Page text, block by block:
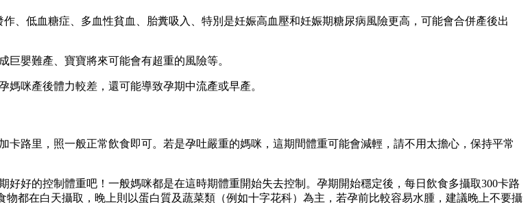
作、低血糖症、多血性貧血、胎糞吸入、特別是妊娠高血壓和妊娠期糖尿病風險更高，可能會合併產後出
巨嬰難產、寶寶將來可能會有超重的風險等。
咪產後體力較差，還可能導致孕期中流產或早產。
路里，照一般正常飲食即可。若是孕吐嚴重的媽咪，這期間體重可能會減輕，請不用太擔心，保持平常
好的控制體重吧！一般媽咪都是在這時期體重開始失去控制。孕期開始穩定後，每日飲食多攝取300卡路
都在白天攝取，晚上則以蛋白質及蔬菜類（例如十字花科）為主，若孕前比較容易水腫，建議晚上不要攝